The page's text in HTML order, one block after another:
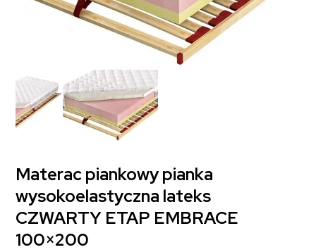
Materac piankowy pianka
wysokoelastyczna lateks
CZWARTY ETAP EMBRACE
100×200